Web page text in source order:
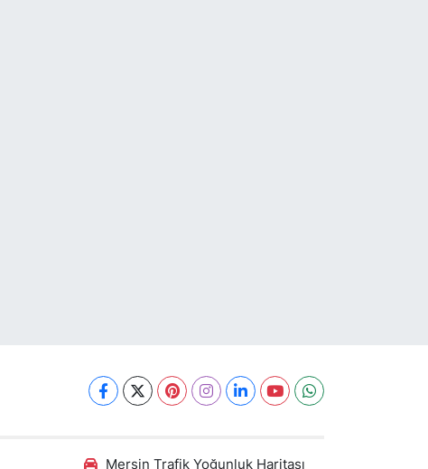
Mersin Trafik Yoğunluk Haritası